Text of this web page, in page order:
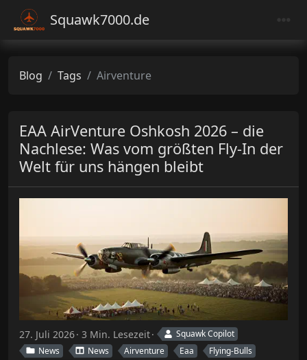
Squawk7000.de
Blog Tags Airventure
EAA AirVenture Oshkosh 2026 – die
Nachlese: Was vom größten Fly-In der
Welt für uns hängen bleibt
27. Juli 2026 3 Min. Lesezeit
Squawk Copilot
News
News Airventure Eaa
Flying-Bulls